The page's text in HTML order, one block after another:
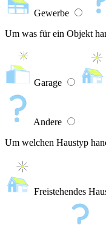
Gewerbe
Um was für ein Objekt
Garage
Andere
Um welchen Haustyp
Freistehendes